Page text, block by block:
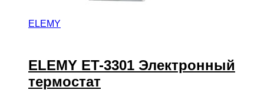
ELEMY
ELEMY ET-3301 Электронный
термостат